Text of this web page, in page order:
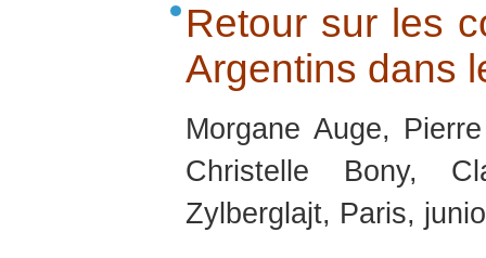
Retour sur les
Argentins dans
Morgane Auge,
Christelle Bony,
Zylberglajt, Paris,